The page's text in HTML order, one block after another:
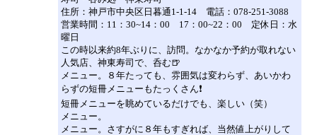
住所：神戸市中央区日暮通1-1-14 電話：078-251-3088
営業時間：11：30~14：00 17：00~22：00 定休日：水
曜日
この時以来約8年ぶりに、訪問。なかなか予約が取れない
人気店、神東寿司で、呑む🍺
メニュー。８年たっても、雰囲気は変わらず、あいかわ
らずの短冊メニューもたっくさん❗
短冊メニューを眺めているだけでも、楽しい（笑）
メニュー。
メニュー。さすがに８年もすぎれば、当然値上がりして